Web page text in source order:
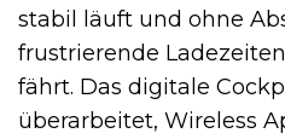
stabil läuft und ohne
frustrierende
fährt. Das digitale
überarbeitet, Wireless